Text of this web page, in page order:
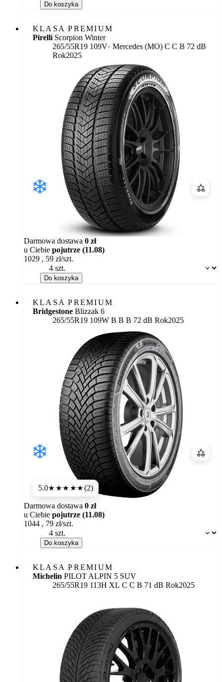
Do koszyka
KLASA PREMIUM
Pirelli Scorpion Winter
265/55R19 109V Mercedes (MO) Etykieta:
C C B 72 dB
Rok2025
Dostępność:
Darmowa dostawa 0 zł
u Ciebie pojutrze (11.08)
1029 , 59 zł/szt.
Do koszyka
KLASA PREMIUM
Bridgestone Blizzak 6
265/55R19 109W Etykieta:
B B B 72 dB Rok2025
5.0★★★★★(2)
Dostępność:
Darmowa dostawa 0 zł
u Ciebie pojutrze (11.08)
1044 , 79 zł/szt.
Do koszyka
KLASA PREMIUM
Michelin PILOT ALPIN 5 SUV
265/55R19 113H XL Etykieta:
C C B 71 dB Rok2025